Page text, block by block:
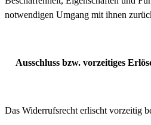
notwendigen Umgang mit ihnen
Ausschluss bzw. vorzeitiges
Das Widerrufsrecht erlischt vorzeitig